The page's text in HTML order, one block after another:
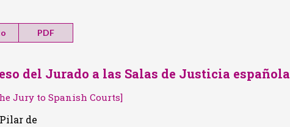
PDF
del Jurado a las Salas de Justicia española
Jury to Spanish Courts]
de